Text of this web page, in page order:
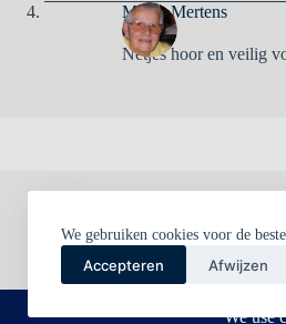
We gebruiken cookies voor de
Accepteren Afwijzen
Mieke Mertens
Netjes hoor en veilig